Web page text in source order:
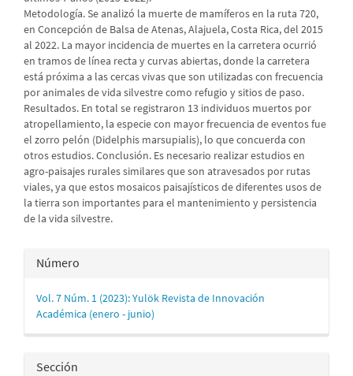
Metodología. Se analizó la muerte de mamíferos en la ruta 720,
en Concepción de Balsa de Atenas, Alajuela, Costa Rica, del 2015
al 2022. La mayor incidencia de muertes en la carretera ocurrió
en tramos de línea recta y curvas abiertas, donde la carretera
está próxima a las cercas vivas que son utilizadas con frecuencia
por animales de vida silvestre como refugio y sitios de paso.
Resultados. En total se registraron 13 individuos muertos por
atropellamiento, la especie con mayor frecuencia de eventos fue
el zorro pelón (Didelphis marsupialis), lo que concuerda con
otros estudios. Conclusión. Es necesario realizar estudios en
agro-paisajes rurales similares que son atravesados por rutas
viales, ya que estos mosaicos paisajísticos de diferentes usos de
la tierra son importantes para el mantenimiento y persistencia
de la vida silvestre.
Detalles
del
artículo
Número
Vol. 7 Núm. 1 (2023): Yulök Revista de Innovación
Académica (enero - junio)
Sección